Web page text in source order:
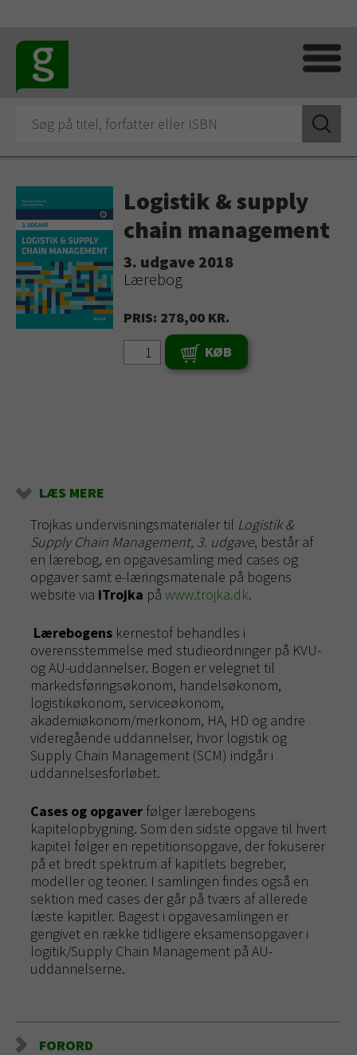
Logistik & supply
chain management
3. udgave 2018
Lærebog
PRIS: 278,00 KR.
KØB
LÆS MERE
Trojkas undervisningsmaterialer til Logistik &
Supply Chain Management, 3. udgave, består af
en lærebog, en opgavesamling med cases og
opgaver samt e-læringsmateriale på bogens
website via iTrojka på www.trojka.dk.
Lærebogens kernestof behandles i
overensstemmelse med studieordninger på KVU-
og AU-uddannelser. Bogen er velegnet til
markedsføringsøkonom, handelsøkonom,
logistikøkonom, serviceøkonom,
akademiøkonom/merkonom, HA, HD og andre
videregående uddannelser, hvor logistik og
Supply Chain Management (SCM) indgår i
uddannelsesforløbet.
Cases og opgaver følger lærebogens
kapitelopbygning. Som den sidste opgave til hvert
kapitel følger en repetitionsopgave, der fokuserer
på et bredt spektrum af kapitlets begreber,
modeller og teorier. I samlingen findes også en
sektion med cases der går på tværs af allerede
læste kapitler. Bagest i opgavesamlingen er
gengivet en række tidligere eksamensopgaver i
logitik/Supply Chain Management på AU-
uddannelserne.
FORORD